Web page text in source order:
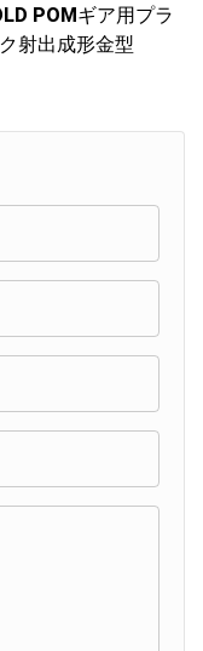
POMギア用プラ
射出成形金型